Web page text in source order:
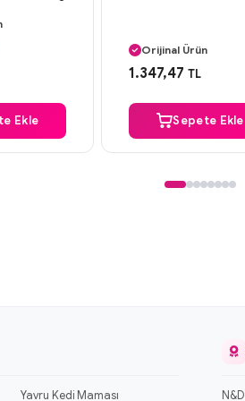
Ekle
Orijinal Ürün
Güvenli Ödeme
1.347,47 TL
Sepete Ekle
Yavru Kedi Maması
N&D